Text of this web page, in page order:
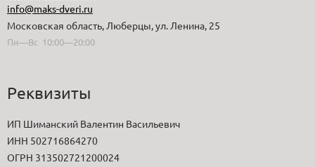
info@maks-dveri.ru
Московская область, Люберцы, ул. Ленина, 25
Пн—Вс 10:00—20:00
Реквизиты
ИП Шиманский Валентин Васильевич
ИНН 502716864270
ОГРН 313502721200024